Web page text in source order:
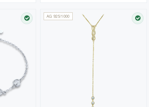
SKLADEM
AG 925/1000